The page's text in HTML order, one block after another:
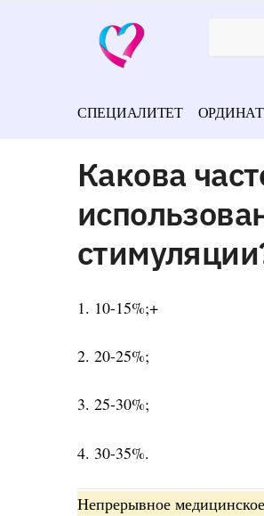
СПЕЦИАЛИТЕТ
Какова
1. 10-15%;+
2. 20-25%;
3. 25-30%;
4. 30-35%.
Непрерывное